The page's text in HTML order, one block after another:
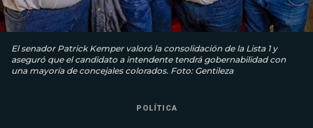
El senador Patrick Kemper valoró la consolidación de la Lista 1 y
aseguró que el candidato a intendente tendrá gobernabilidad con
una mayoría de concejales colorados. Foto: Gentileza
POLÍTICA